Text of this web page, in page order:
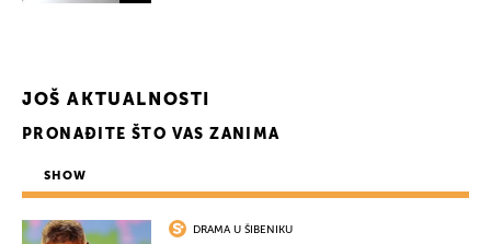
JOŠ AKTUALNOSTI
PRONAĐITE ŠTO VAS ZANIMA
SHOW
DRAMA U ŠIBENIKU